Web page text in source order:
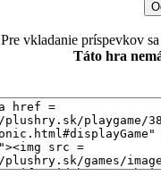
Pre vkladanie príspevkov
Táto hra